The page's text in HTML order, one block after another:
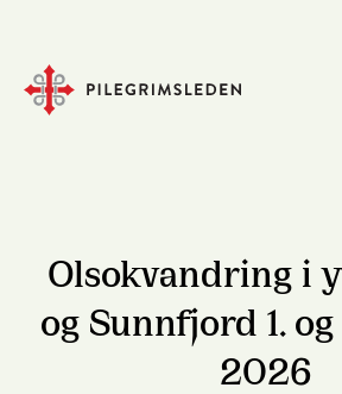
Olsokvandring i
og Sunnfjord 1.
2026